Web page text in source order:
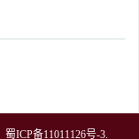
蜀ICP备11011126号-3.